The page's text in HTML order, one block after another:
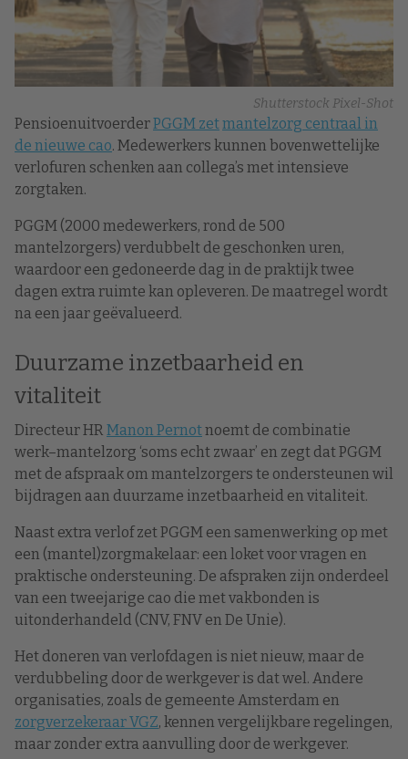
Shutterstock Pixel-Shot
PensioenuitvoerderPGGM zetmantelzorg centraal in
de nieuwe cao. Medewerkers kunnen bovenwettelijke
verlofuren schenken aan collega’s met intensieve
zorgtaken.
PGGM (2000 medewerkers, rond de 500
mantelzorgers) verdubbelt de geschonken uren,
waardoor een gedoneerde dag in de praktijk twee
dagen extra ruimte kan opleveren. De maatregel wordt
na een jaar geëvalueerd.
Duurzame inzetbaarheid en
vitaliteit
Directeur HR Manon Pernotnoemt de combinatie
werk–mantelzorg ‘soms echt zwaar’ en zegt dat PGGM
met de afspraak om mantelzorgers te ondersteunen wil
bijdragen aan duurzame inzetbaarheid en vitaliteit.
Naast extra verlof zet PGGM een samenwerking op met
een (mantel)zorgmakelaar: een loket voor vragen en
praktische ondersteuning. De afspraken zijn onderdeel
van een tweejarige cao die met vakbonden is
uitonderhandeld (CNV, FNV en De Unie).
Het doneren van verlofdagen is niet nieuw, maar de
verdubbeling door de werkgever is dat wel. Andere
organisaties, zoals de gemeente Amsterdam en
zorgverzekeraar VGZ, kennen vergelijkbare regelingen,
maar zonder extra aanvulling door de werkgever.